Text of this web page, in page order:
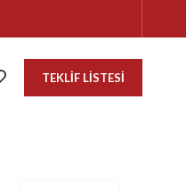
TEKLIF LISTESI